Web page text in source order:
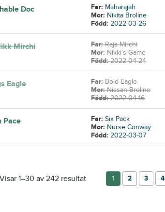
Doc Far: Maharajah
Mor: Nikita Broline
Född:2022-03-26
Mirchi Far:Raja Mirchi
Mor:Nikki's Game
Född:2022-04-24
Eagle Far:Bold Eagle
Mor:Nissan Broline
Född:2022-04-16
Pace Far:Six Pack
Mor: Nurse Conway
Född:2022-03-07
Visar 1–30 av 242 resultat 1 2 3 4